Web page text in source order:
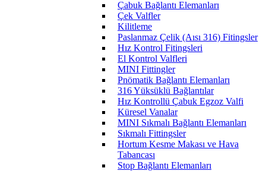
Çabuk Bağlantı Elemanları
Çek Valfler
Kilitleme
Paslanmaz Çelik (Aısı 316) Fitingsler
Hız Kontrol Fitingsleri
El Kontrol Valfleri
MINI Fittingler
Pnömatik Bağlantı Elemanları
316 Yüksüklü Bağlantılar
Hız Kontrollü Çabuk Egzoz Valfi
Küresel Vanalar
MINI Sıkmalı Bağlantı Elemanları
Sıkmalı Fittingsler
Hortum Kesme Makası ve Hava
Tabancası
Stop Bağlantı Elemanları